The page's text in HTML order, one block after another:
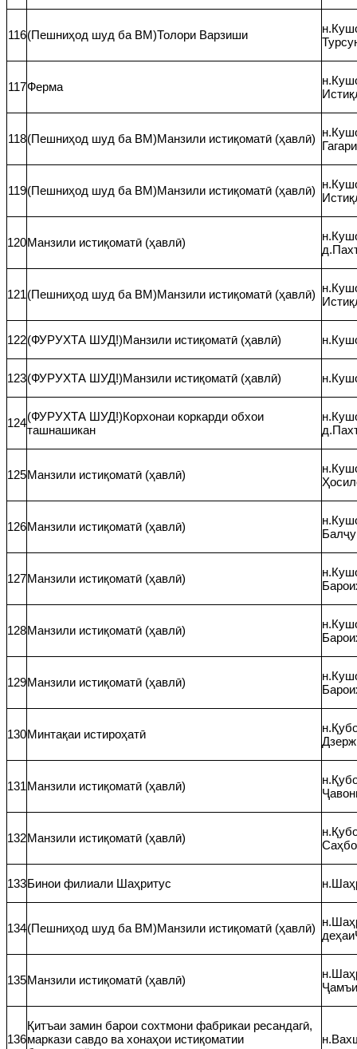
116(Пешниҳод шуд ба ВМ)Толори Варзиши
117Ферма
118(Пешниҳод шуд ба ВМ)Манзили истиқоматӣ (ҳавлӣ)
119(Пешниҳод шуд ба ВМ)Манзили истиқоматӣ (ҳавлӣ)
120Манзили истиқоматӣ (ҳавлӣ)
121(Пешниҳод шуд ба ВМ)Манзили истиқоматӣ (ҳавлӣ)
122(ФУРУХТА ШУД!)Манзили истиқоматӣ (ҳавлӣ)
123(ФУРУХТА ШУД!)Манзили истиқоматӣ (ҳавлӣ)
124(ФУРУХТА ШУД!)Корхонаи коркарди обхои
ташнашикан
125Манзили истиқоматӣ (ҳавлӣ)
126Манзили истиқоматӣ (ҳавлӣ)
127Манзили истиқоматӣ (ҳавлӣ)
128Манзили истиқоматӣ (ҳавлӣ)
129Манзили истиқоматӣ (ҳавлӣ)
130Минтақаи истироҳатӣ
131Манзили истиқоматӣ (ҳавлӣ)
132Манзили истиқоматӣ (ҳавлӣ)
133Бинои филиали Шаҳритус
134(Пешниҳод шуд ба ВМ)Манзили истиқоматӣ (ҳавлӣ)
135Манзили истиқоматӣ (ҳавлӣ)
136
Қитъаи замин барои сохтмони фабрикаи ресандагӣ,
маркази савдо ва хонаҳои истиқоматии